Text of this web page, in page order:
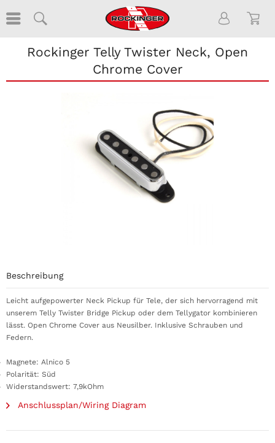
Rockinger Telly Twister Neck, Open
Chrome Cover
Beschreibung
Leicht aufgepowerter Neck Pickup für Tele, der sich hervorragend mit
unserem Telly Twister Bridge Pickup oder dem Tellygator kombinieren
lässt. Open Chrome Cover aus Neusilber. Inklusive Schrauben und
Federn.
Magnete: Alnico 5
Polarität: Süd
Widerstandswert: 7,9kOhm
Anschlussplan/Wiring Diagram